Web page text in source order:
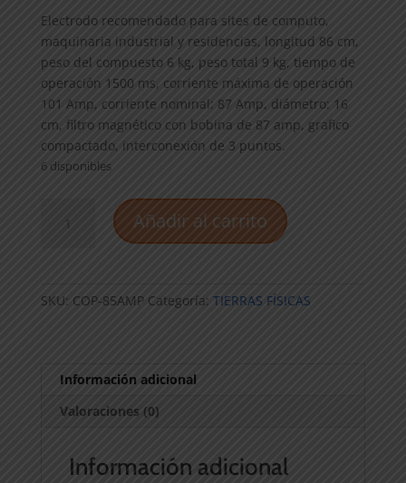
Electrodo recomendado para sites de computo,
maquinaria industrial y residencias, longitud 86 cm,
peso del compuesto 6 kg, peso total 9 kg, tiempo de
operación 1500 ms, corriente máxima de operación
101 Amp, corriente nominal: 87 Amp, diámetro: 16
cm, filtro magnético con bobina de 87 amp, grafico
compactado, interconexión de 3 puntos.
6 disponibles
Coopermex
Añadir al carrito
SKU: COP-85AMP Categoría: TIERRAS FÍSICAS
Información adicional
Valoraciones (0)
Información adicional